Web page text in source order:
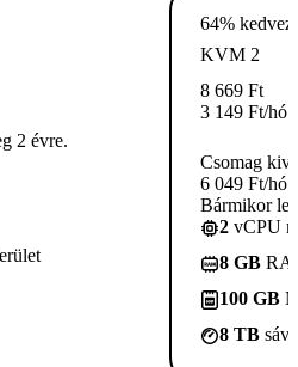
2 évre.
64%
KVM 2
8 669 Ft
3 149 Ft/hó
Csomag
6 049 Ft/hó
Bármikor
2 vCPU
8 GB
100 GB
8 TB